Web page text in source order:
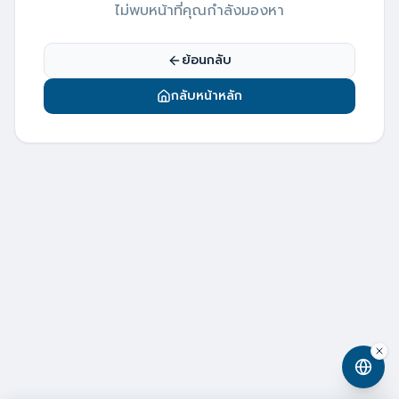
ไม่พบหน้าที่คุณกำลังมองหา
ย้อนกลับ
กลับหน้าหลัก